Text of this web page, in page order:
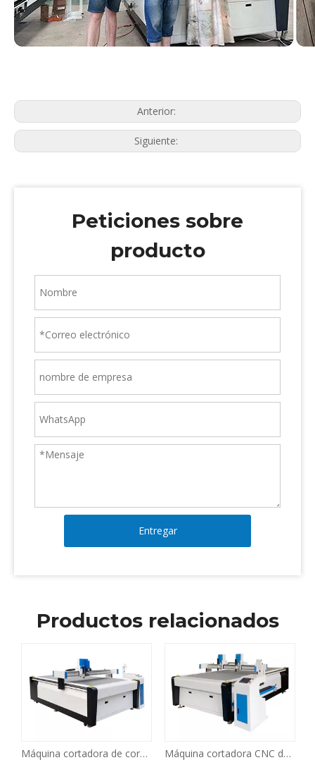
Anterior:
Siguiente:
Peticiones sobre
producto
Entregar
Productos relacionados
Máquina cortadora de corte con cuchilla vibratoria oscilante CNC Máquina cortadora CNC de esponja de espuma EVA EPE